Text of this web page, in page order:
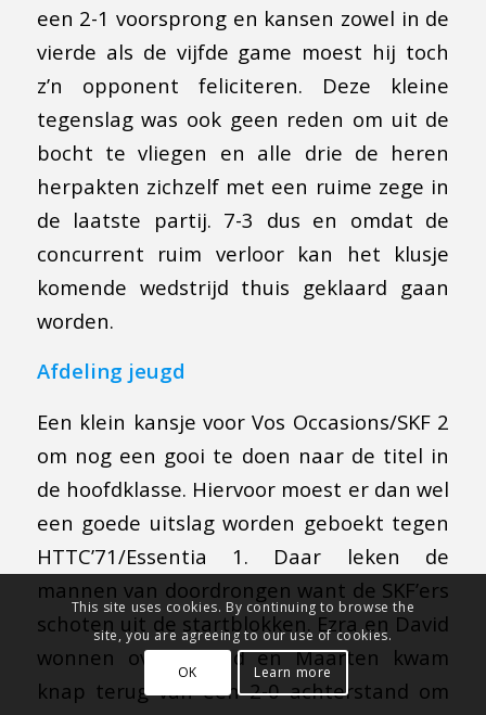
een 2-1 voorsprong en kansen zowel in de
vierde als de vijfde game moest hij toch
z’n opponent feliciteren. Deze kleine
tegenslag was ook geen reden om uit de
bocht te vliegen en alle drie de heren
herpakten zichzelf met een ruime zege in
de laatste partij. 7-3 dus en omdat de
concurrent ruim verloor kan het klusje
komende wedstrijd thuis geklaard gaan
worden.
Afdeling jeugd
Een klein kansje voor Vos Occasions/SKF 2
om nog een gooi te doen naar de titel in
de hoofdklasse. Hiervoor moest er dan wel
een goede uitslag worden geboekt tegen
HTTC’71/Essentia 1. Daar leken de
mannen van doordrongen want de SKF’ers
schoten uit de startblokken. Ezra en David
wonnen overtuigend en Maarten kwam
knap terug van een 2-0 achterstand om
This site uses cookies. By continuing to browse the
site, you are agreeing to our use of cookies.
OK Learn more